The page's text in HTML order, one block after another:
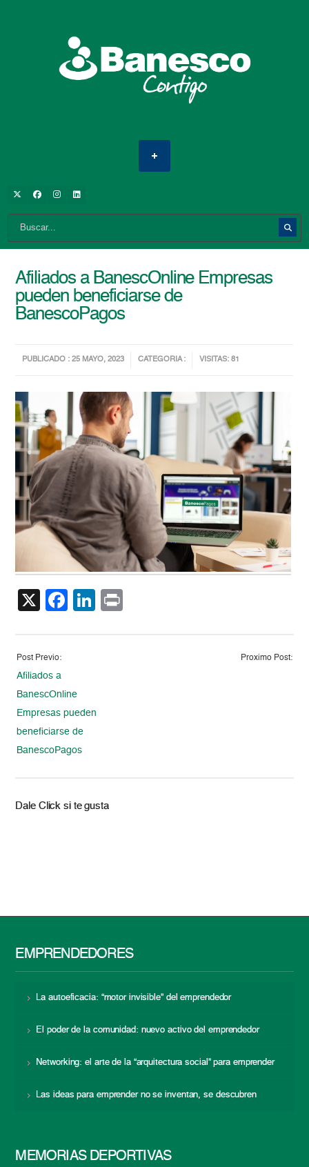
Afiliados a BanescOnline Empresas
pueden beneficiarse de
BanescoPagos
PUBLICADO : 25 MAYO, 2023 CATEGORIA : VISITAS: 81
X Facebook
LinkedIn
Post Previo:
Afiliados a
BanescOnline
Empresas pueden
beneficiarse de
BanescoPagos
Proximo Post:
Dale Click si te gusta
EMPRENDEDORES
La autoeficacia: “motor invisible” del emprendedor
El poder de la comunidad: nuevo activo del emprendedor
Networking: el arte de la “arquitectura social” para emprender
Las ideas para emprender no se inventan, se descubren
MEMORIAS DEPORTIVAS